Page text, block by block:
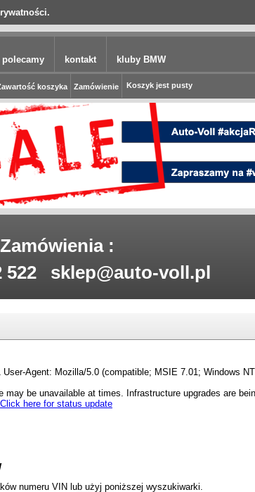
polecamy kontakt kluby BMW
koszyka Zamówienie Koszyk jest pusty
Zamówienia :
522
sklep@auto-voll.pl